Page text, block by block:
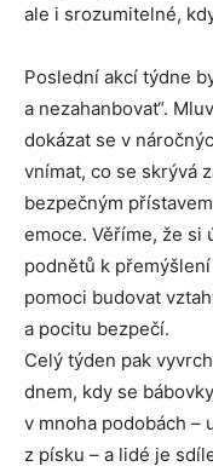
ale i srozumitelné,
Poslední akcí týdne
a nezahanbovat“.
dokázat se v
vnímat, co se skrývá
bezpečným
emoce. Věříme, že si
podnětů k
pomoci budovat
a pocitu bezpečí.
Celý týden pak
dnem, kdy se
v mnoha podobách –
z písku – a lidé je